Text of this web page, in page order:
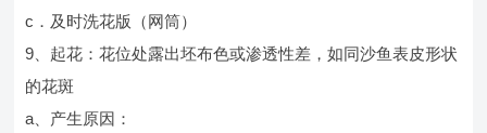
c．及时洗花版（网筒）
9、起花：花位处露出坯布色或渗透性差，如同沙鱼表皮形状
的花斑
a、产生原因：